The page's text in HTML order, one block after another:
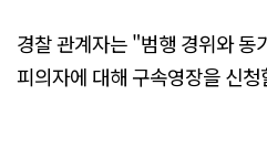
경찰 관계자는 "범행 경위와 동
피의자에 대해 구속영장을 신